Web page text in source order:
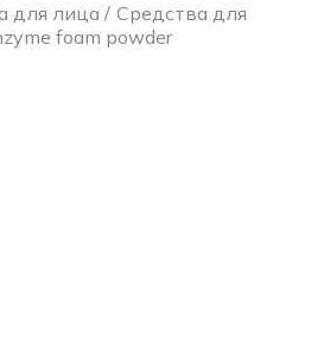
для лица
Средства для
foam powder